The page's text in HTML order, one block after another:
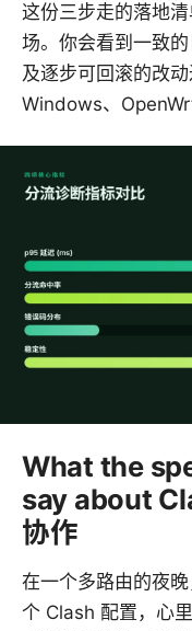
这份三步走的落地
场。你会看到一致
及逐步可回滚的改
Windows、
What the
say about
协作
在一个多路由的夜
个 Clash 配置，心